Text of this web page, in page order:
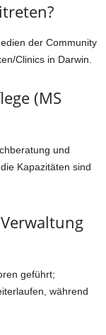
der Community
Clinics in Darwin.
(MS
und
Kapazitäten sind
geführt;
während